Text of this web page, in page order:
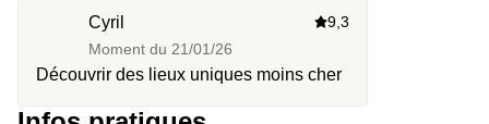
Cyril
Moment du 21/01/26
9,3
Découvrir des lieux uniques moins cher